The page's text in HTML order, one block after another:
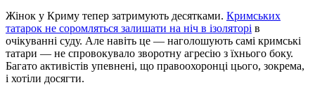
Жінок у Криму тепер затримують десятками. Кримських
татарок не соромляться залишати на ніч в ізоляторі в
очікуванні суду. Але навіть це — наголошують самі кримські
татари — не спровокувало зворотну агресію з їхнього боку.
Багато активістів упевнені, що правоохоронці цього, зокрема,
і хотіли досягти.